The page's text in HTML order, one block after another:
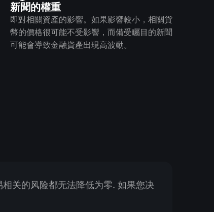
新聞的權重
即對相關資產的影響。如果影響較小，相關貨
幣的價格很可能不受影響，而備受矚目的新聞
可能會導致金融資產出現高波動。
关的风险都无法降低为零. 如果您决